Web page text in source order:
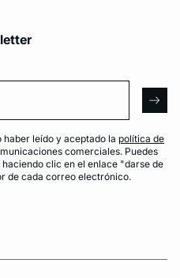
leído y aceptado la política de
comerciales. Puedes
clic en el enlace "darse de
de cada correo electrónico.